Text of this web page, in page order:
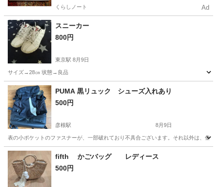
くらしノート Ad
スニーカー
800円
東京駅 8月9日
サイズ→28㎝ 状態→良品
滋賀 草津市 良品
PUMA 黒リュック シューズ入れあり
500円
彦根駅 8月9日
表の小ポケットのファスナーが、一部破れており不具合ございます。それ以外は、傷
滋賀 彦根市 バッグ
fifth かごバッグ レディース
500円